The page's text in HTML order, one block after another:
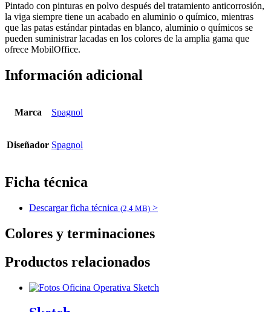
Pintado con pinturas en polvo después del tratamiento anticorrosión,
la viga siempre tiene un acabado en aluminio o químico, mientras
que las patas estándar pintadas en blanco, aluminio o químicos se
pueden suministrar lacadas en los colores de la amplia gama que
ofrece MobilOffice.
Información adicional
Marca Spagnol
Diseñador Spagnol
Ficha técnica
Descargar ficha técnica (2,4 MB) >
Colores y terminaciones
Productos relacionados